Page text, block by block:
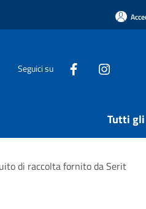
Seguici su
Tutti
di raccolta fornito da Serit